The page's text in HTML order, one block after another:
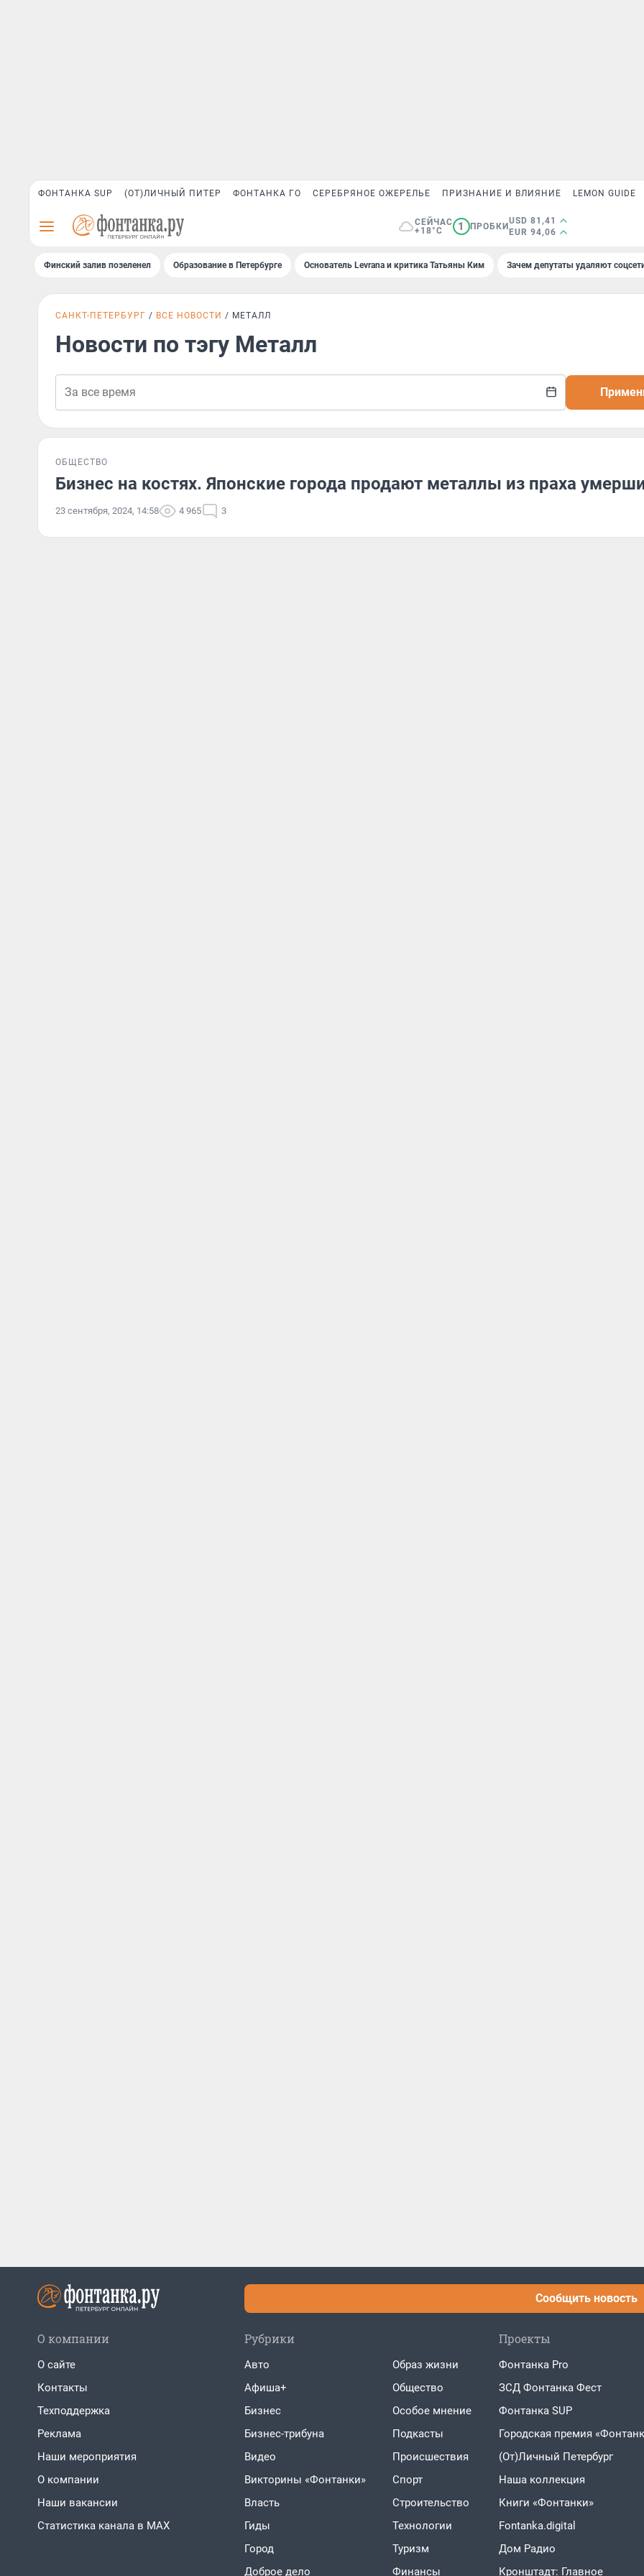
ФОНТАНКА SUP (ОТ)ЛИЧНЫЙ ПИТЕР ФОНТАНКА ГО СЕРЕБРЯНОЕ ОЖЕРЕЛЬЕ ПРИЗНАНИЕ И ВЛИЯНИЕ LEMON GUIDE
СЕЙЧАС
+18°C
1 ПРОБКИ
USD 81,41
EUR 94,06
Финский залив позеленел Образование в Петербурге Основатель Levrana и критика Татьяны Ким Зачем депутаты удаляют
САНКТ-ПЕТЕРБУРГ ВСЕ НОВОСТИ МЕТАЛЛ
Новости по тэгу Металл
ОБЩЕСТВО
Бизнес на костях. Японские города продают металлы из праха
23 сентября, 2024, 14:58 4 965 3
Сообщить новость
О компании
О сайте
Контакты
Техподдержка
Реклама
Наши мероприятия
О компании
Наши вакансии
Статистика канала в MAX
Рубрики
Авто
Афиша+
Бизнес
Бизнес-трибуна
Видео
Викторины «Фонтанки»
Власть
Гиды
Город
Доброе дело
Образ жизни
Общество
Особое мнение
Подкасты
Проиcшествия
Спорт
Строительство
Технологии
Туризм
Финансы
Проекты
Фонтанка Pro
ЗСД Фонтанка Фест
Фонтанка SUP
Городская премия
(От)Личный Петербург
Наша коллекция
Книги «Фонтанки»
Fontanka.digital
Дом Радио
Кронштадт: Главное